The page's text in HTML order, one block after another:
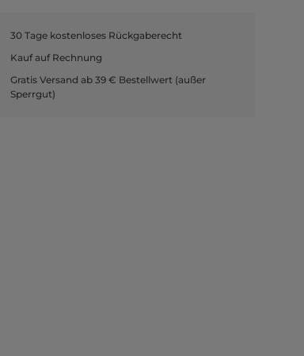
30 Tage kostenloses Rückgaberecht
Kauf auf Rechnung
Gratis Versand ab 39 € Bestellwert (außer
Sperrgut)